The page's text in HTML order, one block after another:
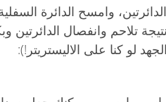
وامسح الدائرة
تلاحم وانفصال
لو كنا على الاليستريتر!):